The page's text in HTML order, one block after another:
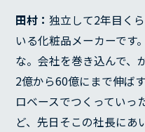
田村： 独立して2年目く
いる化粧品メーカーです
な。会社を巻き込んで、
2億から60億にまで伸ば
ロベースでつくっていっ
ど、先日そこの社長にあ
代表